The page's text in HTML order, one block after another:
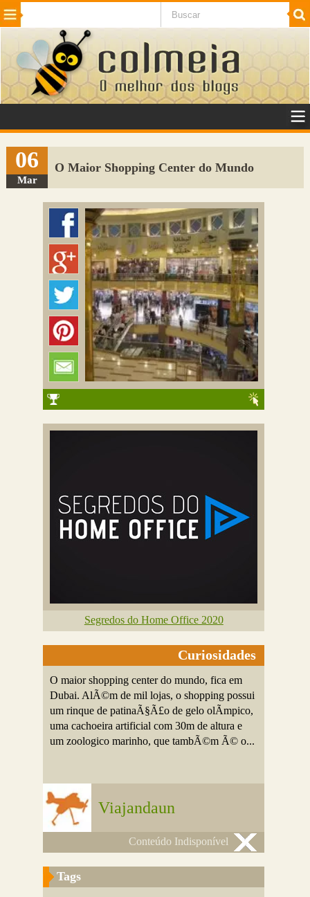
Beleza Cinema e TV
Internet Jogos NotÃ­cias SaÃºde
VeÃ­culos Adulto
Sugerir Link
Adicionar Blog
Colmeia Exchange
Perguntas Frequentes
06
Mar
O Maior Shopping Center do Mundo
Segredos do Home Office 2020
Curiosidades
O maior shopping center do mundo, fica em
Dubai. AlÃ©m de mil lojas, o shopping possui
um rinque de patinaÃ§Ã£o de gelo olÃ­mpico,
uma cachoeira artificial com 30m de altura e
um zoologico marinho, que tambÃ©m Ã© o...
Viajandaun
Conteúdo Indisponível
Tags